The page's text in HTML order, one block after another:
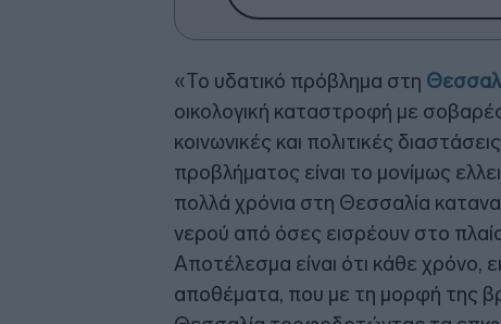
«Το υδατικό πρόβλημα στη
οικολογική καταστροφή με
κοινωνικές και πολιτικές
προβλήματος είναι το μονίμως
πολλά χρόνια στη Θεσσαλία
νερού από όσες εισρέουν στο
Αποτέλεσμα είναι ότι κάθε χρόνο,
αποθέματα, που με τη μορφή της